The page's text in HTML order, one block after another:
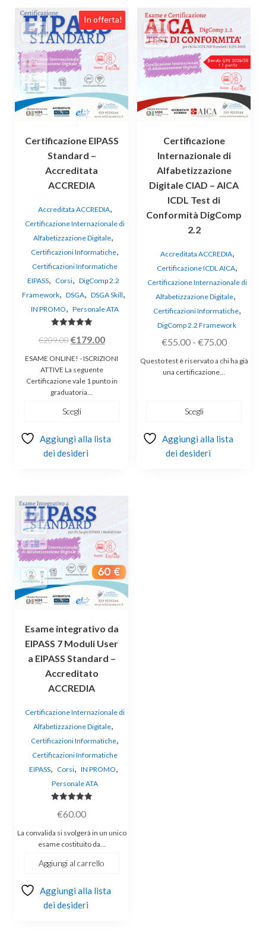
In offerta!
Certificazione EIPASS
Standard –
Accreditata
ACCREDIA
Accreditata ACCREDIA,
Certificazione Internazionale di
Alfabetizzazione Digitale,
Certificazioni Informatiche,
Certificazioni Informatiche
EIPASS, Corsi, DigComp 2.2
Framework, DSGA, DSGA Skill,
IN PROMO, Personale ATA
5.00
€209.00 Il
prezzo
originale
era:
€209.00.
€179.00Il
prezzo
è:
ESAME ONLINE! - ISCRIZIONI
ATTIVE La seguente
Certificazione vale 1 punto in
graduatoria…
Scegli
Questo
prodotto
più
varianti.
Le
opzioni
possono
scelte
Aggiungi alla lista
dei desideri
Certificazione
Internazionale di
Alfabetizzazione
Digitale CIAD – AICA
ICDL Test di
Conformità DigComp
2.2
Accreditata ACCREDIA,
Certificazione ICDL AICA,
Certificazione Internazionale di
Alfabetizzazione Digitale,
Certificazioni Informatiche,
DigComp 2.2 Framework
€55.00 - €75.00Fascia
di
Questo test è riservato a chi ha già
una certificazione…
Scegli
Questo
prodotto
ha
più
varianti.
opzioni
possono
pagina
prodotto
Aggiungi alla lista
dei desideri
Esame integrativo da
EIPASS 7 Moduli User
a EIPASS Standard –
Accreditato
ACCREDIA
Certificazione Internazionale di
Alfabetizzazione Digitale,
Certificazioni Informatiche,
Certificazioni Informatiche
EIPASS, Corsi, IN PROMO,
Personale ATA
5.00
€60.00
La convalida si svolgerà in un unico
esame costituito da…
Aggiungi al carrello
Aggiungi alla lista
dei desideri